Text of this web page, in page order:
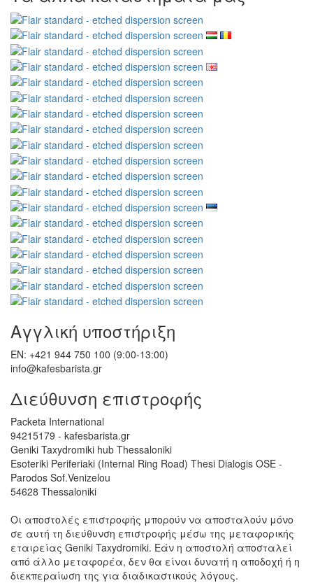
Αγγλική υποστήριξη
EN: +421 944 750 100 (9:00-13:00)
info@kafesbarista.gr
Διεύθυνση επιστροφής
Packeta International
94215179 - kafesbarista.gr
Geniki Taxydromiki hub Thessaloniki
Esoteriki Periferiaki (Internal Ring Road) Thesi Dialogis OSE -
Parodos Sof.Venizelou
54628 Thessaloniki
Οι αποστολές επιστροφής μπορούν να αποσταλούν μόνο
σε αυτή τη διεύθυνση επιστροφής μέσω της μεταφορικής
εταιρείας Geniki Taxydromiki. Εάν η αποστολή αποσταλεί
από άλλο μεταφορέα, δεν θα είναι δυνατή η αποδοχή ή η
διεκπεραίωση της για διαδικαστικούς λόγους.